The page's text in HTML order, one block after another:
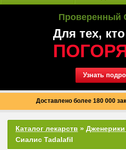
Проверенный
Для тех,
Узнать
Доставлено более 180 000
Каталог лекарств »
Сиалис Tadalafil